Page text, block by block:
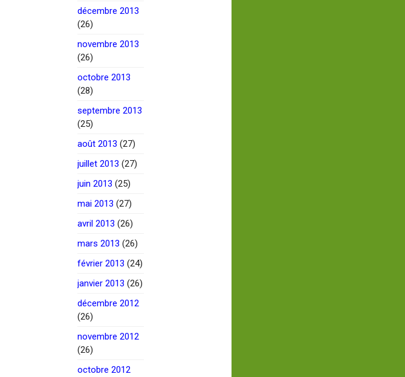
décembre 2013
(26)
novembre 2013
(26)
octobre 2013
(28)
septembre 2013
(25)
août 2013 (27)
juillet 2013 (27)
juin 2013 (25)
mai 2013 (27)
avril 2013 (26)
mars 2013 (26)
février 2013 (24)
janvier 2013 (26)
décembre 2012
(26)
novembre 2012
(26)
octobre 2012